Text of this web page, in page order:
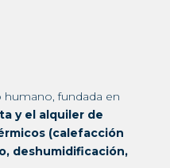
fundada en
y el alquiler de
(calefacción
deshumidificación,